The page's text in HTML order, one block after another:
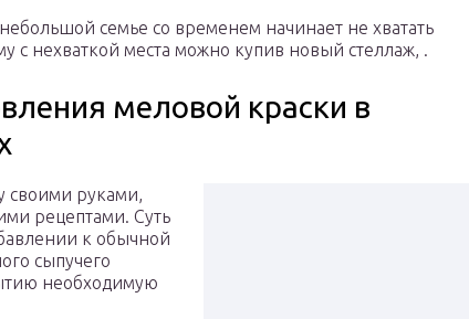
семье со временем начинает не хватать
с нехваткой места можно купив новый стеллаж, .
меловой краски в
своими руками,
рецептами. Суть
к обычной
сыпучего
необходимую